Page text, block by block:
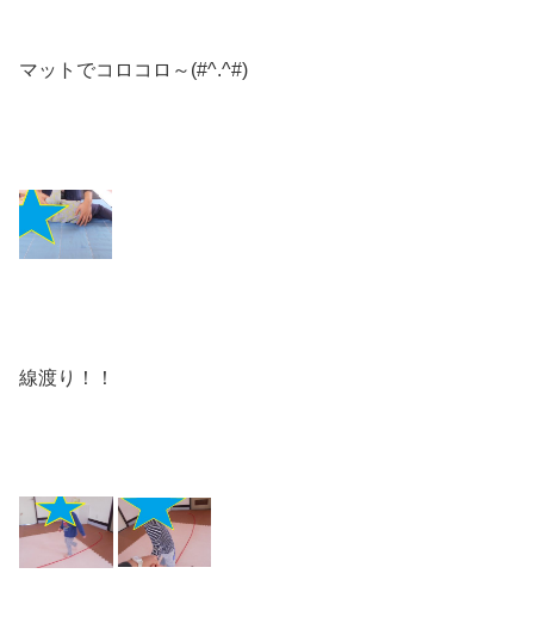
マットでコロコロ～(#^.^#)
線渡り！！